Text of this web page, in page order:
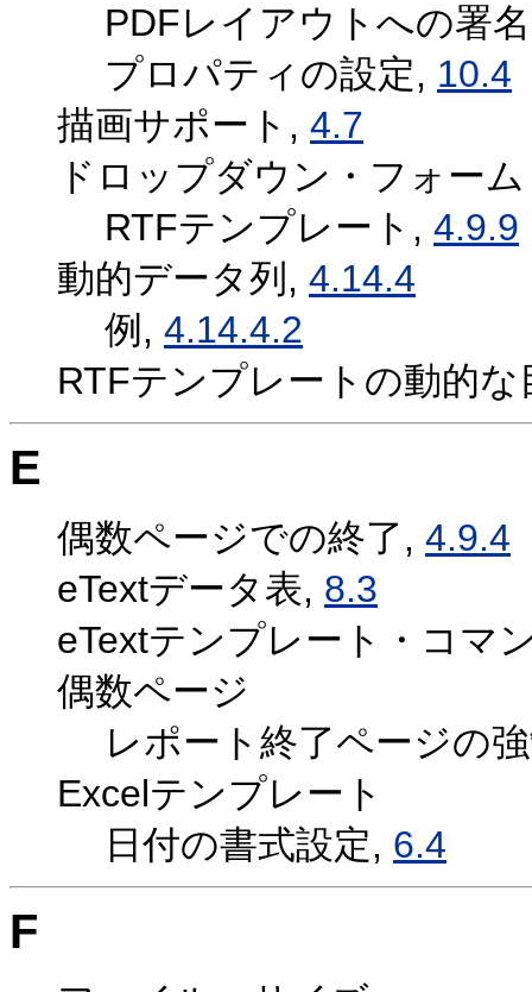
PDFレイアウトへの署
プロパティの設定, 10.4
描画サポート, 4.7
ドロップダウン・フォー
RTFテンプレート, 4.9.9
動的データ列, 4.14.4
例, 4.14.4.2
RTFテンプレートの動的
E
偶数ページでの終了, 4.9.4
eTextデータ表, 8.3
eTextテンプレート・コマ
偶数ページ
レポート終了ページの
Excelテンプレート
日付の書式設定, 6.4
F